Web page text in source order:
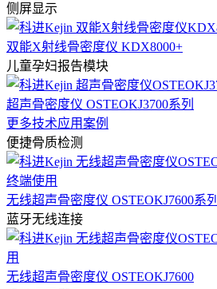
侧屏显示
双能X射线骨密度仪 KDX8000+
儿童孕妇报告模块
超声骨密度仪 OSTEOKJ3700系列
更多技术应用案例
便捷骨质检测
无线超声骨密度仪 OSTEOKJ7600系列
蓝牙无线连接
无线超声骨密度仪 OSTEOKJ7600